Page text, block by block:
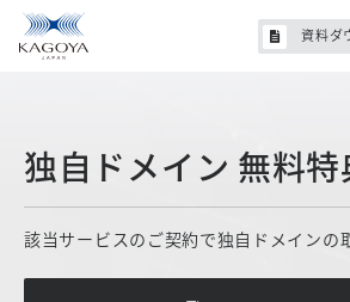
独自ドメイン 無料特
該当サービスのご契約で独自ドメインの
資料ダ